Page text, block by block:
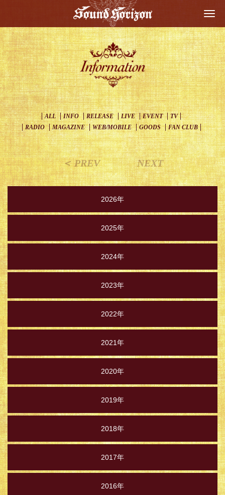
ALL INFO RELEASE LIVE EVENT
TV
RADIO
MAGAZINE WEB/MOBILE GOODS FAN CLUB
＜ PREV NEXT
2026年
2025年
2024年
2023年
2022年
2021年
2020年
2019年
2018年
2017年
2016年